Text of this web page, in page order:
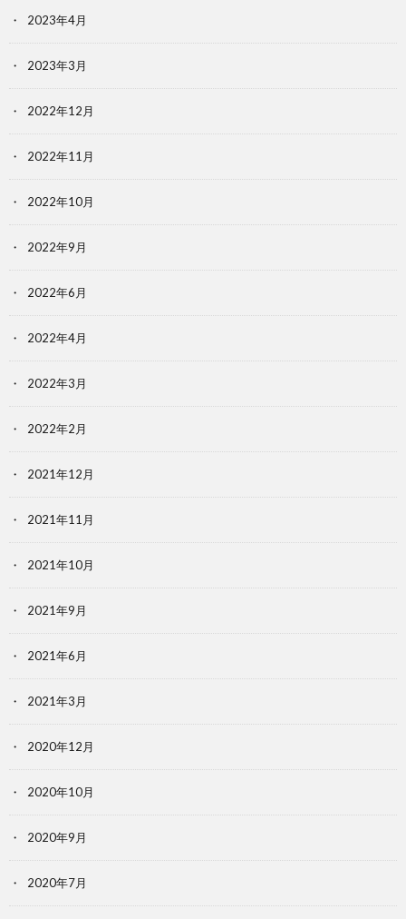
2023年4月
2023年3月
2022年12月
2022年11月
2022年10月
2022年9月
2022年6月
2022年4月
2022年3月
2022年2月
2021年12月
2021年11月
2021年10月
2021年9月
2021年6月
2021年3月
2020年12月
2020年10月
2020年9月
2020年7月